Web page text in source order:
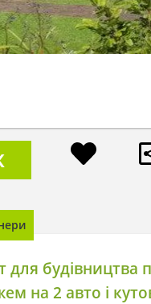
для будівництва
на 2 авто і